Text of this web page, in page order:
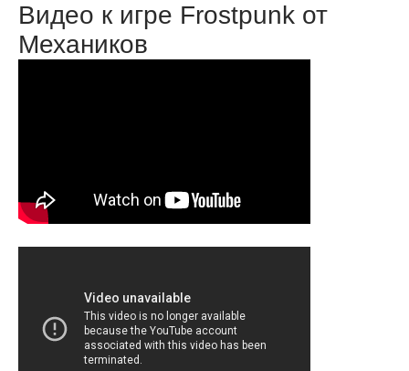
Видео к игре Frostpunk от
Механиков